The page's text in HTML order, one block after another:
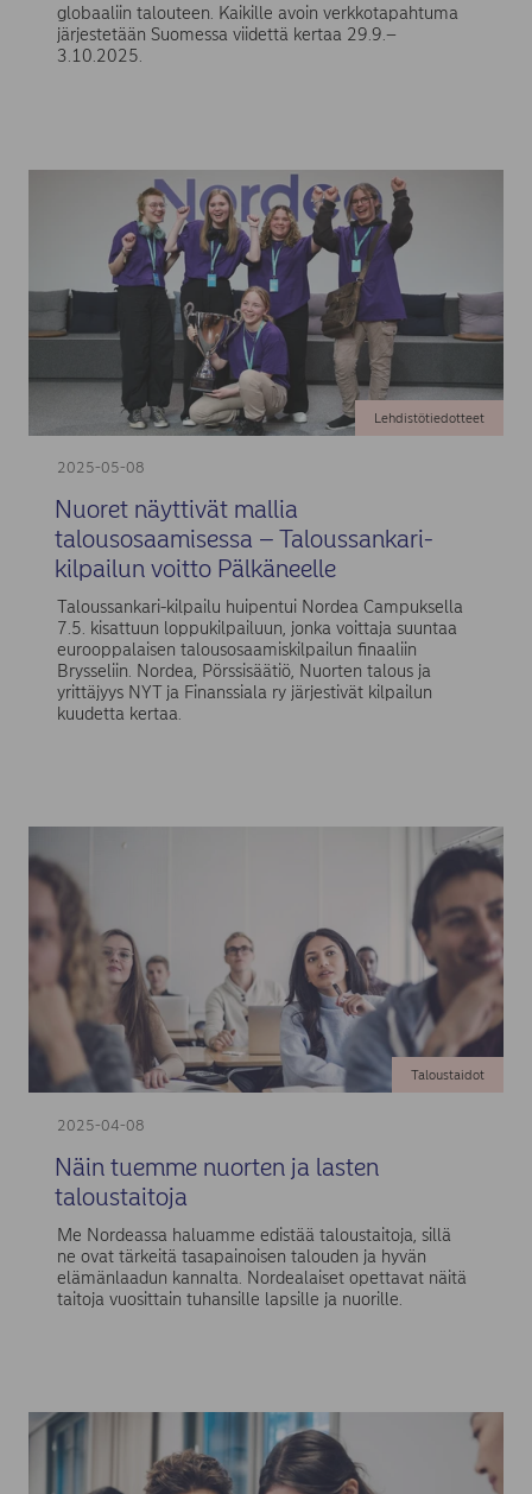
globaaliin talouteen. Kaikille avoin verkkotapahtuma
järjestetään Suomessa viidettä kertaa 29.9.–
3.10.2025.
2025-05-08
Lehdistötiedotteet
Nuoret näyttivät mallia
talousosaamisessa – Taloussankari-
kilpailun voitto Pälkäneelle
Taloussankari-kilpailu huipentui Nordea Campuksella
7.5. kisattuun loppukilpailuun, jonka voittaja suuntaa
eurooppalaisen talousosaamiskilpailun finaaliin
Brysseliin. Nordea, Pörssisäätiö, Nuorten talous ja
yrittäjyys NYT ja Finanssiala ry järjestivät kilpailun
kuudetta kertaa.
2025-04-08
Taloustaidot
Näin tuemme nuorten ja lasten
taloustaitoja
Me Nordeassa haluamme edistää taloustaitoja, sillä
ne ovat tärkeitä tasapainoisen talouden ja hyvän
elämänlaadun kannalta. Nordealaiset opettavat näitä
taitoja vuosittain tuhansille lapsille ja nuorille.